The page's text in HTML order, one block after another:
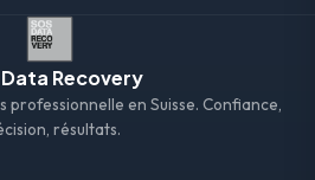
Data Recovery
professionnelle en Suisse. Confiance,
résultats.